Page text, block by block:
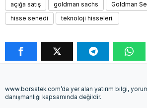
açığa satış goldman sachs Goldman
hisse senedi
teknoloji hisseleri.
www.borsatek.com’da yer alan yatırım bilgi,
danışmanlığı kapsamında değildir.